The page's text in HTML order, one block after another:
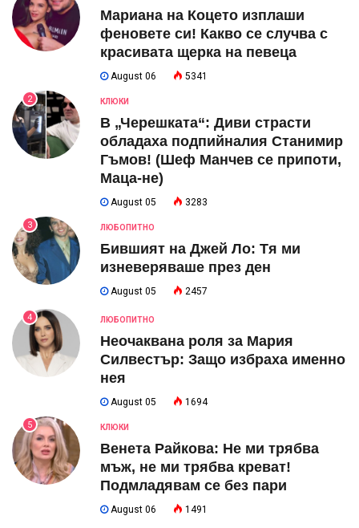
Мариана на Коцето изплаши
феновете си! Какво се случва с
красивата щерка на певеца
August 06 5341
2 КЛЮКИ
В „Черешката“: Диви страсти
обладаха подпийналия Станимир
Гъмов! (Шеф Манчев се припоти,
Маца-не)
August 05 3283
3 ЛЮБОПИТНО
Бившият на Джей Ло: Тя ми
изневеряваше през ден
August 05 2457
4 ЛЮБОПИТНО
Неочаквана роля за Мария
Силвестър: Защо избраха именно
нея
August 05 1694
5 КЛЮКИ
Венета Райкова: Не ми трябва
мъж, не ми трябва креват!
Подмладявам се без пари
August 06 1491